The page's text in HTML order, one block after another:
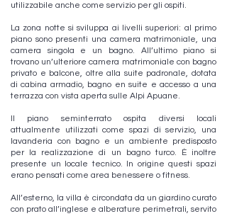
utilizzabile anche come servizio per gli ospiti.
La zona notte si sviluppa ai livelli superiori: al primo
piano sono presenti una camera matrimoniale, una
camera singola e un bagno. All’ultimo piano si
trovano un’ulteriore camera matrimoniale con bagno
privato e balcone, oltre alla suite padronale, dotata
di cabina armadio, bagno en suite e accesso a una
terrazza con vista aperta sulle Alpi Apuane.
Il piano seminterrato ospita diversi locali
attualmente utilizzati come spazi di servizio, una
lavanderia con bagno e un ambiente predisposto
per la realizzazione di un bagno turco. È inoltre
presente un locale tecnico. In origine questi spazi
erano pensati come area benessere o fitness.
All’esterno, la villa è circondata da un giardino curato
con prato all’inglese e alberature perimetrali, servito